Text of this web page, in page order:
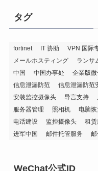
タグ
fortinet IT 协助 VPN 国际
メールホスティング
ランサ
中国
中国办事处 企業版微
信息泄漏防范
信息泄漏防范
安装监控摄像头
导言支持
服务器管理
照相机 电脑恢
电话建设
监控摄像头 租
进军中国
邮件托管服务
WeChat公式ID